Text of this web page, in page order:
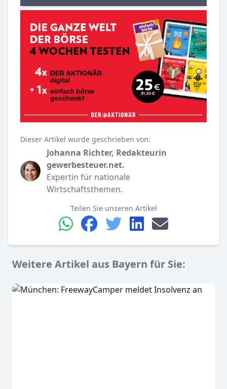
Dieser Artikel wurde geschrieben von:
Johanna Richter, Redakteurin
gewerbesteuer.net.
Expertin für nationale
Wirtschaftsthemen.
Teilen Sie unseren Artikel
Weitere Artikel aus Bayern für Sie: